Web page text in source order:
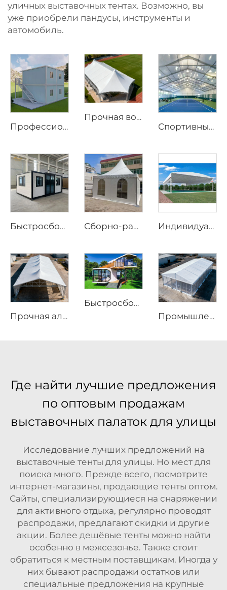
уличных выставочных тентах. Возможно, вы
уже приобрели пандусы, инструменты и
автомобиль.
Профессиональные модульные контейнерные офисные решения | Складной контейнерный дом длиной 20 и 40 футов с колёсами для инфраструктуры строительных площадок
Прочная водонепроницаемая спортивная тентовая конструкция | Большая уличная навесная конструкция для мероприятий с возможностью нанесения индивидуального логотипа
Спортивные шатры на заказ по заводским ценам | Быстросборные бадминтонные залы на алюминиевом каркасе для коммерческих объектов
Быстросборный prefabрицированный дом длиной 20 футов | Портативное мобильное жилое решение с 3 спальнями Сборно-разборный мобильный навес для выставочных площадок | Быстросборный портативный тент с алюминиевым трубчатым каркасом для торговых выставок Индивидуальный электрический раздвижной тент | Прочное моторизованное ПВХ-навесное оборудование для строительства многоцелевых спортивных площадок
Прочная алюминиевая складская конструкция | Бескаркасный промышленный складской шатёр для логистики и производства
Быстросборный модульный кабинет Apple | Прочный мобильный prefab-металлический модуль для роскошного глэмпинга и современных гостиничных проектов
Промышленная алюминиевая складская конструкция | Решение для крупнопролётного постоянного и временного хранения
Где найти лучшие предложения
по оптовым продажам
выставочных палаток для улицы
Исследование лучших предложений на
выставочные тенты для улицы. Но мест для
поиска много. Прежде всего, посмотрите
интернет-магазины, продающие тенты оптом.
Сайты, специализирующиеся на снаряжении
для активного отдыха, регулярно проводят
распродажи, предлагают скидки и другие
акции. Более дешёвые тенты можно найти
особенно в межсезонье. Также стоит
обратиться к местным поставщикам. Иногда у
них бывают распродажи остатков или
специальные предложения на крупные